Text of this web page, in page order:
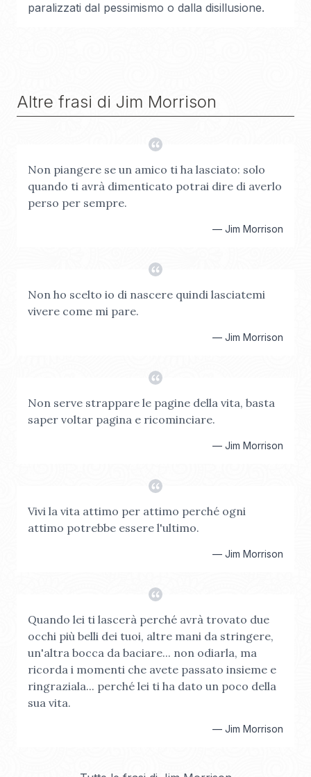
paralizzati dal pessimismo o dalla disillusione.
Altre frasi di Jim Morrison
Non piangere se un amico ti ha lasciato: solo
quando ti avrà dimenticato potrai dire di averlo
perso per sempre.
— Jim Morrison
Non ho scelto io di nascere quindi lasciatemi
vivere come mi pare.
— Jim Morrison
Non serve strappare le pagine della vita, basta
saper voltar pagina e ricominciare.
— Jim Morrison
Vivi la vita attimo per attimo perché ogni
attimo potrebbe essere l'ultimo.
— Jim Morrison
Quando lei ti lascerà perché avrà trovato due
occhi più belli dei tuoi, altre mani da stringere,
un'altra bocca da baciare... non odiarla, ma
ricorda i momenti che avete passato insieme e
ringraziala... perché lei ti ha dato un poco della
sua vita.
— Jim Morrison